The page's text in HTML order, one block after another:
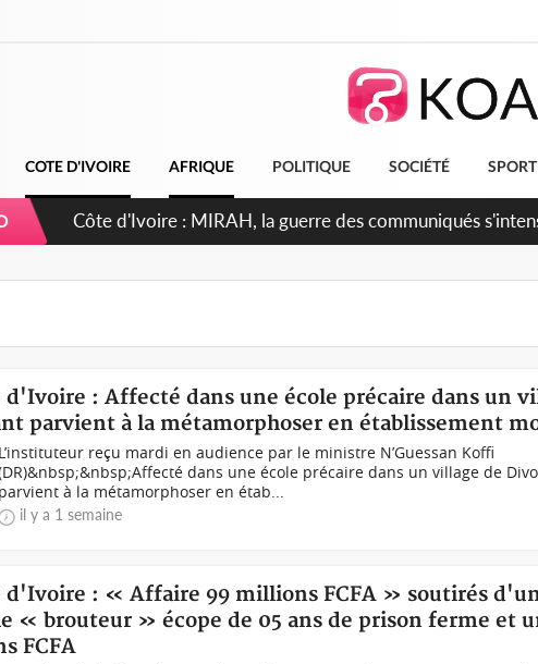
COTE D'IVOIRE AFRIQUE POLITIQUE SOCIÉTÉ SPORT
Côte d'Ivoire : Indépendance 2026, Thiam plaide pour
d'Ivoire : Affecté dans une école précaire dans un
parvient à la métamorphoser en établissement
L’instituteur reçu mardi en audience par le ministre N’Guessan Koffi
dans une école précaire dans un village de
parvient à la métamorphoser en étab...
il y a 1 semaine
d'Ivoire : « Affaire 99 millions FCFA » soutirés
« brouteur » écope de 05 ans de prison ferme et
FCFA